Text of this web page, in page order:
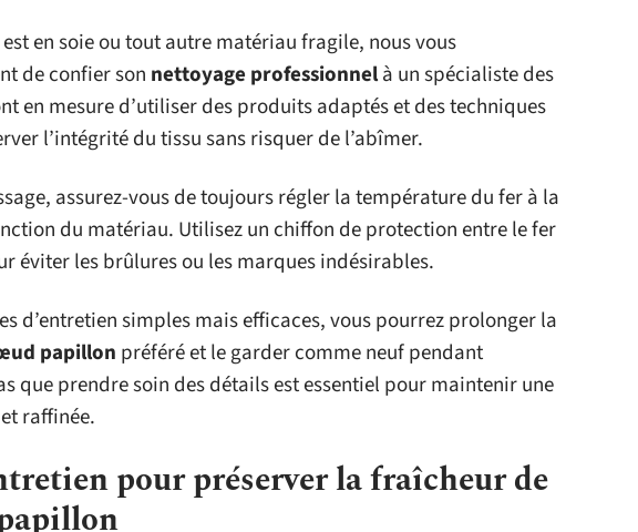
est en soie ou tout autre matériau fragile, nous vous
de confier son nettoyage professionnelà un spécialiste des
en mesure d’utiliser des produits adaptés et des techniques
l’intégrité du tissu sans risquer de l’abîmer.
assurez-vous de toujours régler la température du fer à la
du matériau. Utilisez un chiffon de protection entre le fer
éviter les brûlures ou les marques indésirables.
d’entretien simples mais efficaces, vous pourrez prolonger la
papillon préféré et le garder comme neuf pendant
que prendre soin des détails est essentiel pour maintenir une
raffinée.
pour préserver la fraîcheur de